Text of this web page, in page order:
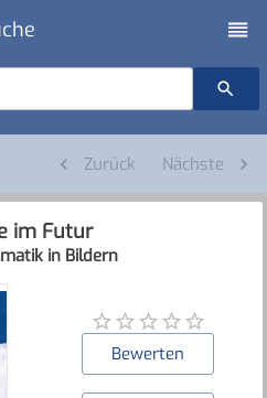
Zurück Nächste
im Futur
in Bildern
Bewerten